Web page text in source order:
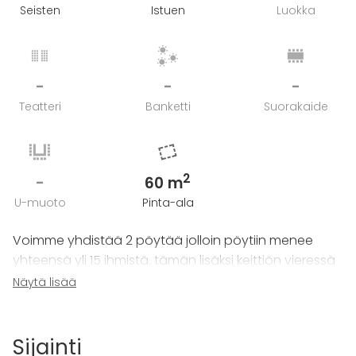
Seisten Istuen Luokka
-
Teatteri
-
Banketti
-
Suorakaide
-
U-muoto
60 m2
Pinta-ala
Voimme yhdistää 2 pöytää jolloin pöytiin menee
yhteensä yli 15 ihmistä. tämän lisäksi keittiön vieressä
on pöytä neljälle.
Sunseeker jahdilla risteilyjä max 24:lle.
Näytä lisää
Sijainti